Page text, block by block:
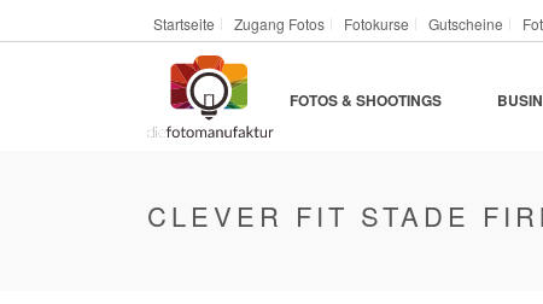
Startseite Zugang Fotos Fotokurse Gutscheine
FOTOS & SHOOTINGS
CLEVER FIT STADE